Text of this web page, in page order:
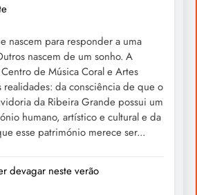
nascem para responder a uma
nascem de um sonho. A
de Música Coral e Artes
realidades: da consciência de que o
da Ribeira Grande possui um
humano, artístico e cultural e da
esse património merece ser...
devagar neste verão